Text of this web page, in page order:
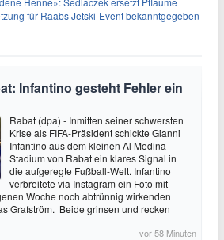
für Raabs Jetski-Event bekanntgegeben
Infantino gesteht Fehler ein
Rabat (dpa) - Inmitten seiner schwersten
Krise als FIFA-Präsident schickte Gianni
Infantino aus dem kleinen Al Medina
Stadium von Rabat ein klares Signal in
die aufgeregte Fußball-Welt. Infantino
verbreitete via Instagram ein Foto mit
Woche noch abtrünnig wirkenden
Grafström. Beide grinsen und recken
vor 58 Minuten